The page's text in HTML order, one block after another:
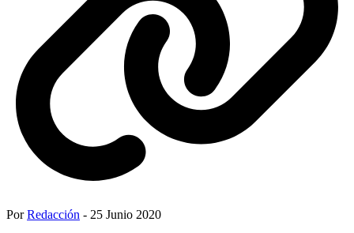
PorRedacción - 25 Junio 2020